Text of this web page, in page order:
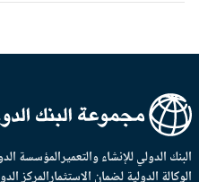
الدولي للإنشاء والتعميرالمؤسسة
الدولية لضمان الاستثمارالمركز